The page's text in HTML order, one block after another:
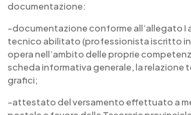
documentazione:
-documentazione conforme all’allegato I
tecnico abilitato (professionista iscritto
opera nell’ambito delle proprie
scheda informativa generale, la relazione
grafici;
-attestato del versamento effettuato a